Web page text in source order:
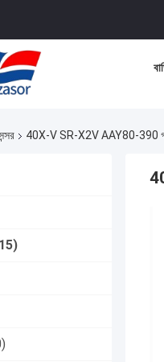
40X-V SR-X2V AAY80-390 গ্যাস